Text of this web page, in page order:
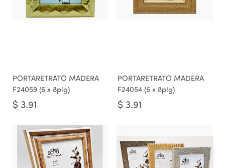
PORTARETRATO MADERA
F24059 (6 x 8plg)
$ 3.91
PORTARETRATO MADERA
F24054 (6 x 8plg)
$ 3.91